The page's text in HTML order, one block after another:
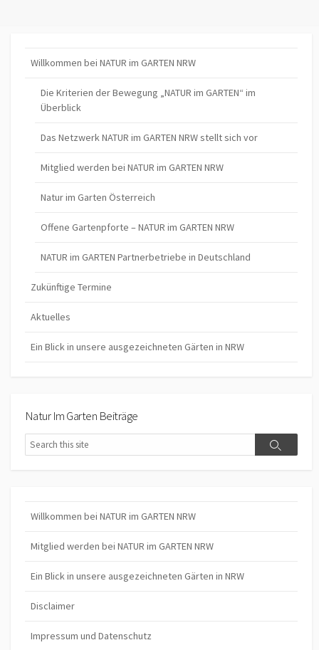
Willkommen bei NATUR im GARTEN NRW
Die Kriterien der Bewegung „NATUR im GARTEN“ im
Überblick
Das Netzwerk NATUR im GARTEN NRW stellt sich vor
Mitglied werden bei NATUR im GARTEN NRW
Natur im Garten Österreich
Offene Gartenpforte – NATUR im GARTEN NRW
NATUR im GARTEN Partnerbetriebe in Deutschland
Zukünftige Termine
Aktuelles
Ein Blick in unsere ausgezeichneten Gärten in NRW
Natur Im Garten Beiträge
Search
Search
Willkommen bei NATUR im GARTEN NRW
Mitglied werden bei NATUR im GARTEN NRW
Ein Blick in unsere ausgezeichneten Gärten in NRW
Disclaimer
Impressum und Datenschutz